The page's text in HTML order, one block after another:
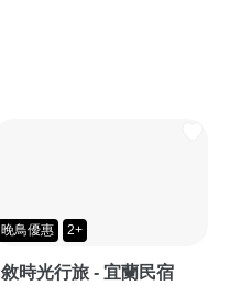
晚鳥優惠 2+
敘時光行旅 - 宜蘭民宿